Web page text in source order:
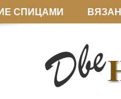
СПИЦАМИ